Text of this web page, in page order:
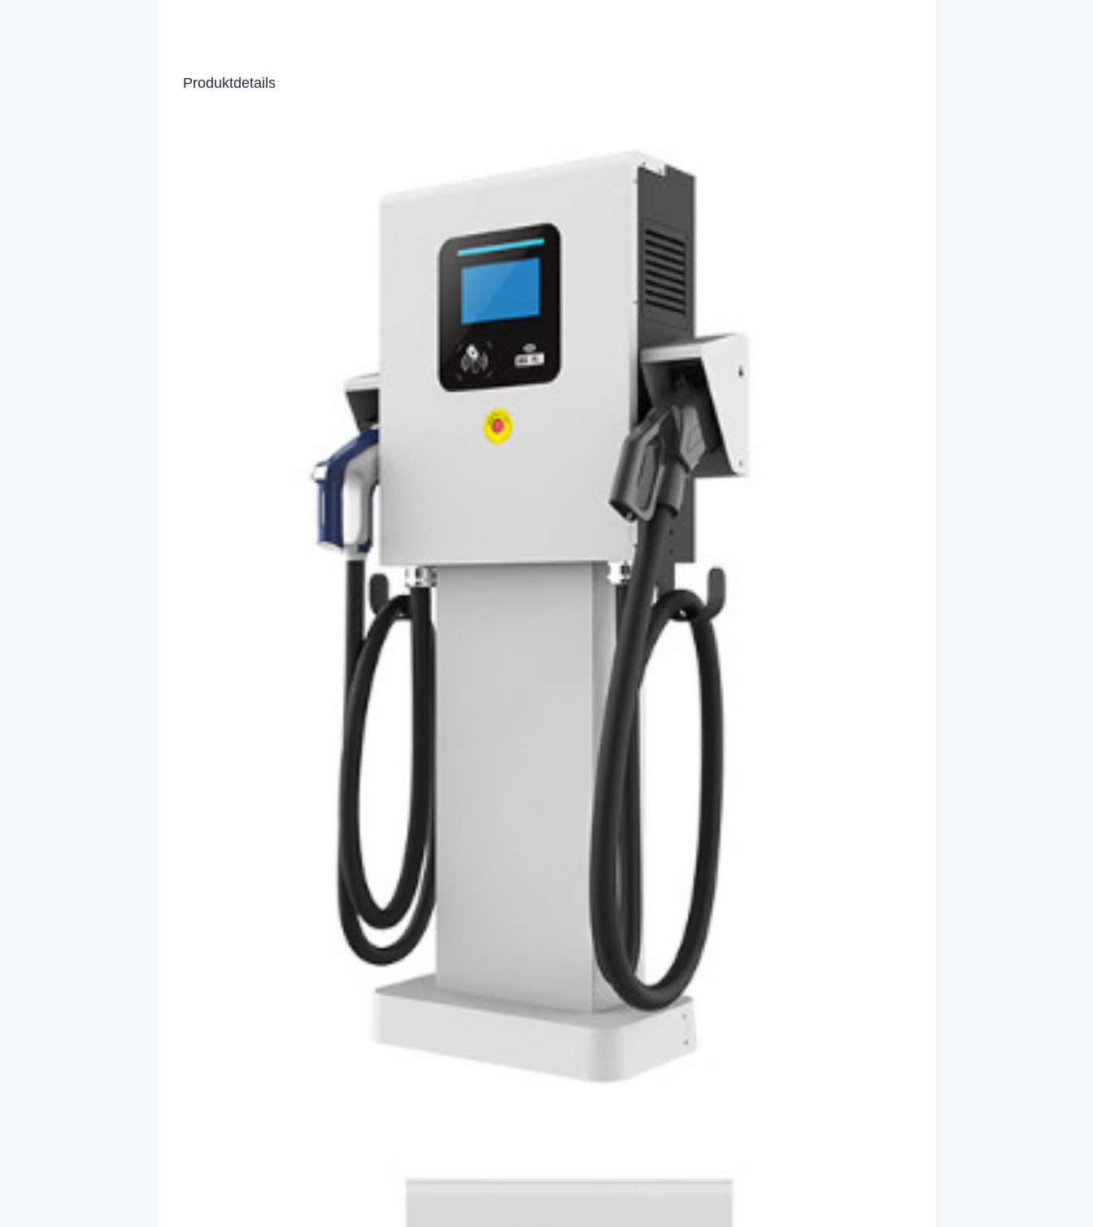
Produktdetails